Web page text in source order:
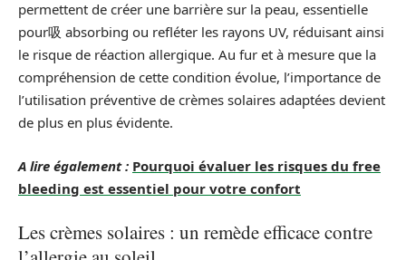
permettent de créer une barrière sur la peau, essentielle
pour吸 absorbing ou refléter les rayons UV, réduisant ainsi
le risque de réaction allergique. Au fur et à mesure que la
compréhension de cette condition évolue, l’importance de
l’utilisation préventive de crèmes solaires adaptées devient
de plus en plus évidente.
A lire également : Pourquoi évaluer les risques du free
bleeding est essentiel pour votre confort
Les crèmes solaires : un remède efficace contre